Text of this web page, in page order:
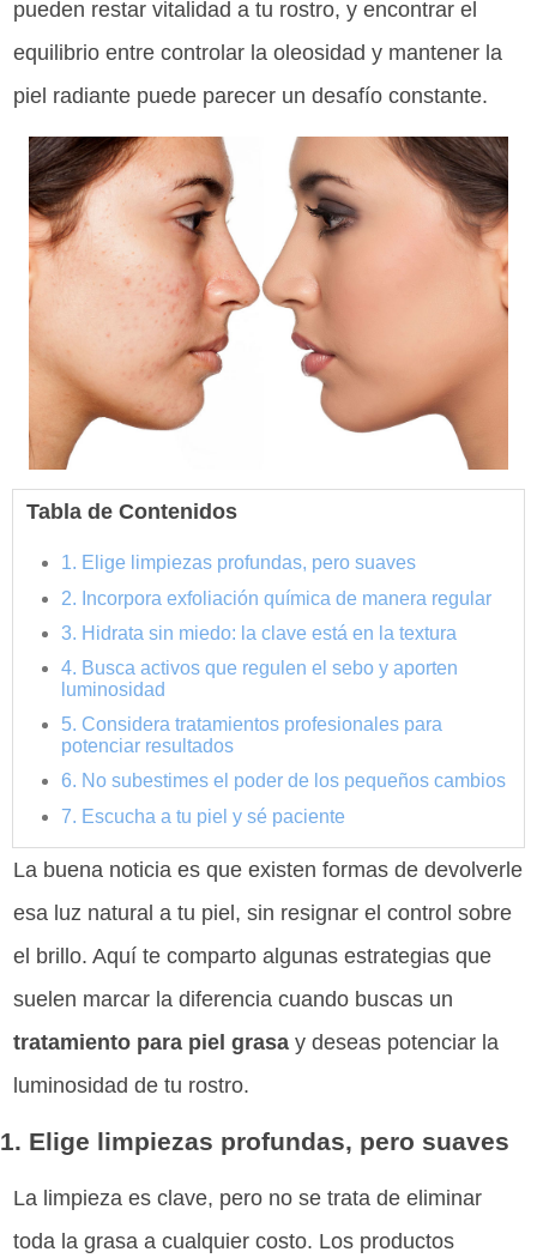
pueden restar vitalidad a tu rostro, y encontrar el
equilibrio entre controlar la oleosidad y mantener la
piel radiante puede parecer un desafío constante.
Tabla de Contenidos
1. Elige limpiezas profundas, pero suaves
2. Incorpora exfoliación química de manera regular
3. Hidrata sin miedo: la clave está en la textura
4. Busca activos que regulen el sebo y aporten
luminosidad
5. Considera tratamientos profesionales para
potenciar resultados
6. No subestimes el poder de los pequeños cambios
7. Escucha a tu piel y sé paciente
La buena noticia es que existen formas de devolverle
esa luz natural a tu piel, sin resignar el control sobre
el brillo. Aquí te comparto algunas estrategias que
suelen marcar la diferencia cuando buscas un
tratamiento para piel grasa y deseas potenciar la
luminosidad de tu rostro.
1. Elige limpiezas profundas, pero suaves
La limpieza es clave, pero no se trata de eliminar
toda la grasa a cualquier costo. Los productos